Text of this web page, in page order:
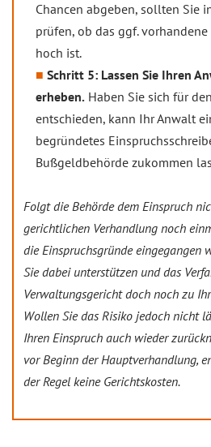
Chancen abgeben, sollten Sie
prüfen, ob das ggf.
hoch ist.
Schritt 5: Lassen Sie Ihren
erheben. Haben Sie sich für
entschieden, kann Ihr Anwalt
begründetes
Bußgeldbehörde zukommen
Folgt die Behörde dem Einspruch
gerichtlichen Verhandlung noch
die Einspruchsgründe eingegangen
Sie dabei unterstützen und das
Verwaltungsgericht doch noch zu
Wollen Sie das Risiko jedoch nicht
Ihren Einspruch auch wieder
vor Beginn der Hauptverhandlung,
der Regel keine Gerichtskosten.